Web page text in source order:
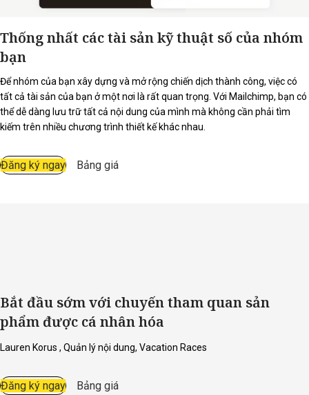
Thống nhất các tài sản kỹ thuật số của nhóm
bạn
Để nhóm của bạn xây dựng và mở rộng chiến dịch thành công, việc có
tất cả tài sản của bạn ở một nơi là rất quan trọng. Với Mailchimp, bạn có
thể dễ dàng lưu trữ tất cả nội dung của mình mà không cần phải tìm
kiếm trên nhiều chương trình thiết kế khác nhau.
Đăng ký ngay Bảng giá
Bắt đầu sớm với chuyến tham quan sản
phẩm được cá nhân hóa
Lauren Korus , Quản lý nội dung, Vacation Races
Đăng ký ngay Bảng giá